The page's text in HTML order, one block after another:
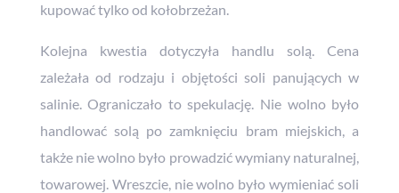
kupować tylko od kołobrzeżan.
Kolejna kwestia dotyczyła handlu solą. Cena
zależała od rodzaju i objętości soli panujących w
salinie. Ograniczało to spekulację. Nie wolno było
handlować solą po zamknięciu bram miejskich, a
także nie wolno było prowadzić wymiany naturalnej,
towarowej. Wreszcie, nie wolno było wymieniać soli